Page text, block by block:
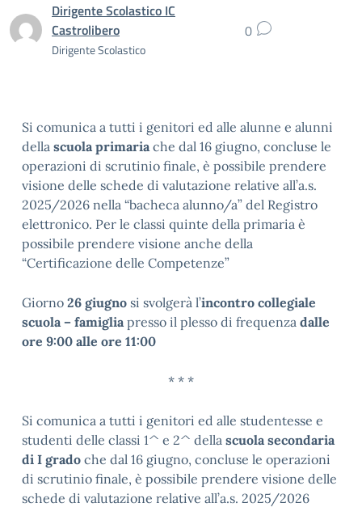
Dirigente Scolastico IC
Castrolibero
Dirigente Scolastico
0
Si comunica a tutti i genitori ed alle alunne e alunni
della scuola primariache dal 16 giugno, concluse le
operazioni di scrutinio finale, è possibile prendere
visione delle schede di valutazione relative all’a.s.
2025/2026 nella “bacheca alunno/a” del Registro
elettronico. Per le classi quinte della primaria è
possibile prendere visione anche della
“Certificazione delle Competenze”
Giorno 26 giugno si svolgerà l’incontro collegiale
scuola – famigliapresso il plesso di frequenza dalle
ore 9:00 alle ore 11:00
* * *
Si comunica a tutti i genitori ed alle studentesse e
studenti delle classi 1^ e 2^ della scuola secondaria
di I grado che dal 16 giugno, concluse le operazioni
di scrutinio finale, è possibile prendere visione delle
schede di valutazione relative all’a.s. 2025/2026